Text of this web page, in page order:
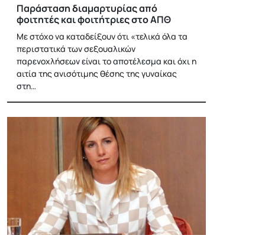
Παράσταση διαμαρτυρίας από
φοιτητές και φοιτήτριες στο ΑΠΘ
Με στόχο να καταδείξουν ότι «τελικά όλα τα
περιστατικά των σεξουαλικών
παρενοχλήσεων είναι το αποτέλεσμα και όχι η
αιτία της ανισότιμης θέσης της γυναίκας
στη…